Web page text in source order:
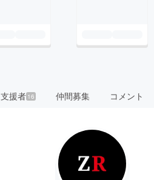
支援者 16 仲間募集 コメント